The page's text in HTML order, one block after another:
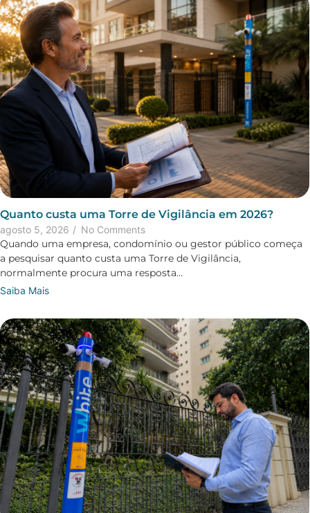
Quanto custa uma Torre de Vigilância em 2026?
agosto 5, 2026 / No Comments
Quando uma empresa, condomínio ou gestor público começa
a pesquisar quanto custa uma Torre de Vigilância,
normalmente procura uma resposta...
Saiba Mais